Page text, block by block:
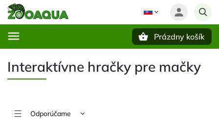
Prázdny košík
Interaktívne hračky pre mačky
Odporúčame